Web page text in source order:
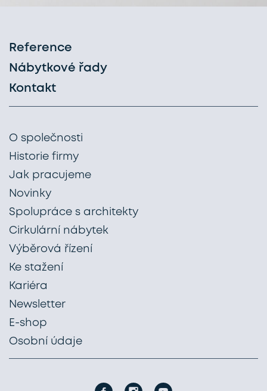
Reference
Nábytkové řady
Kontakt
O společnosti
Historie firmy
Jak pracujeme
Novinky
Spolupráce s architekty
Cirkulární nábytek
Výběrová řízení
Ke stažení
Kariéra
Newsletter
E-shop
Osobní údaje